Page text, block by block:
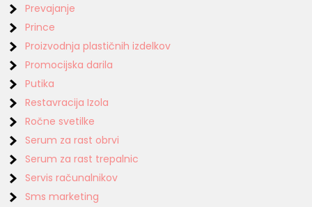
Prevajanje
Prince
Proizvodnja plastičnih izdelkov
Promocijska darila
Putika
Restavracija Izola
Ročne svetilke
Serum za rast obrvi
Serum za rast trepalnic
Servis računalnikov
Sms marketing